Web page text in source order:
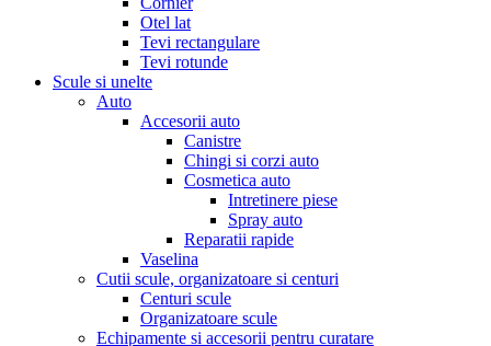
Otel lat
Tevi rectangulare
Tevi rotunde
Scule si unelte
Auto
Accesorii auto
Canistre
Chingi si corzi auto
Cosmetica auto
Intretinere piese
Spray auto
Reparatii rapide
Vaselina
Cutii scule, organizatoare si centuri
Centuri scule
Organizatoare scule
Echipamente si accesorii pentru curatare